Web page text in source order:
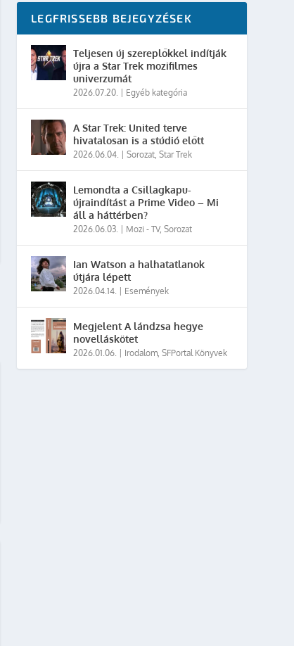
LEGFRISSEBB BEJEGYZÉSEK
Teljesen új szereplőkkel indítják
újra a Star Trek mozifilmes
univerzumát
2026.07.20. Egyéb kategória
A Star Trek: United terve
hivatalosan is a stúdió előtt
2026.06.04. |Sorozat,Star Trek
Lemondta a Csillagkapu-
újraindítást a Prime Video – Mi
áll a háttérben?
2026.06.03. Mozi - TV,Sorozat
Ian Watson a halhatatlanok
útjára lépett
2026.04.14. Események
Megjelent A lándzsa hegye
novelláskötet
2026.01.06. Irodalom,SFPortal Könyvek